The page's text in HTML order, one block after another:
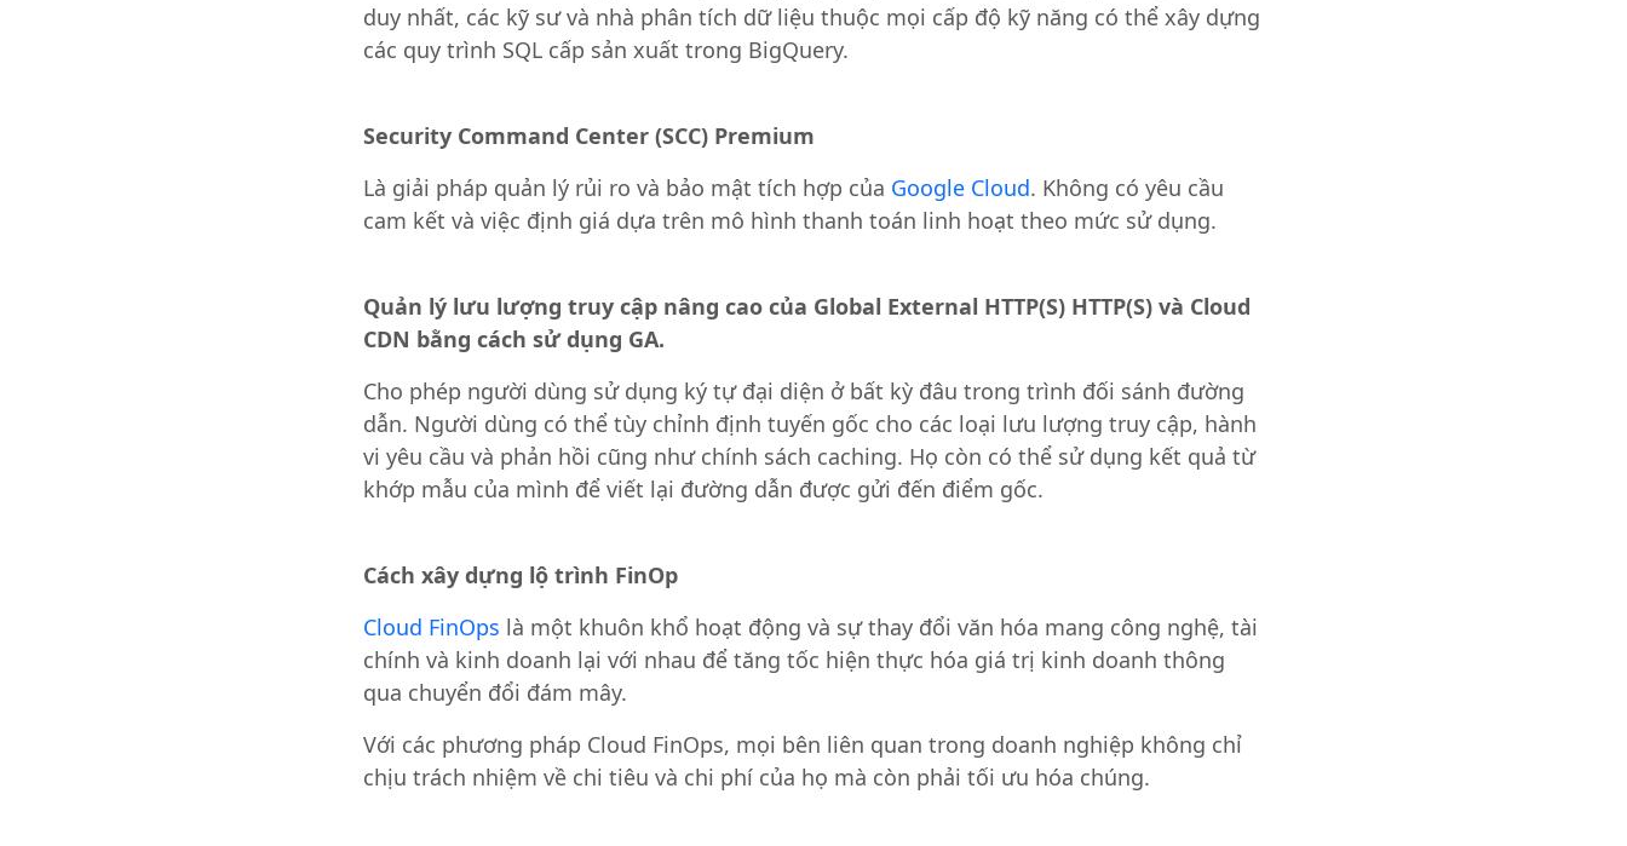
duy nhất, các kỹ sư và nhà phân tích dữ liệu thuộc mọi cấp độ kỹ năng có thể xây dựng
các quy trình SQL cấp sản xuất trong BigQuery.
Security Command Center (SCC) Premium
Là giải pháp quản lý rủi ro và bảo mật tích hợp của Google Cloud. Không có yêu cầu
cam kết và việc định giá dựa trên mô hình thanh toán linh hoạt theo mức sử dụng.
Quản lý lưu lượng truy cập nâng cao của Global External HTTP(S) HTTP(S) và Cloud
CDN bằng cách sử dụng GA.
Cho phép người dùng sử dụng ký tự đại diện ở bất kỳ đâu trong trình đối sánh đường
dẫn. Người dùng có thể tùy chỉnh định tuyến gốc cho các loại lưu lượng truy cập, hành
vi yêu cầu và phản hồi cũng như chính sách caching. Họ còn có thể sử dụng kết quả từ
khớp mẫu của mình để viết lại đường dẫn được gửi đến điểm gốc.
Cách xây dựng lộ trình FinOp
Cloud FinOps là một khuôn khổ hoạt động và sự thay đổi văn hóa mang công nghệ, tài
chính và kinh doanh lại với nhau để tăng tốc hiện thực hóa giá trị kinh doanh thông
qua chuyển đổi đám mây.
Với các phương pháp Cloud FinOps, mọi bên liên quan trong doanh nghiệp không chỉ
chịu trách nhiệm về chi tiêu và chi phí của họ mà còn phải tối ưu hóa chúng.